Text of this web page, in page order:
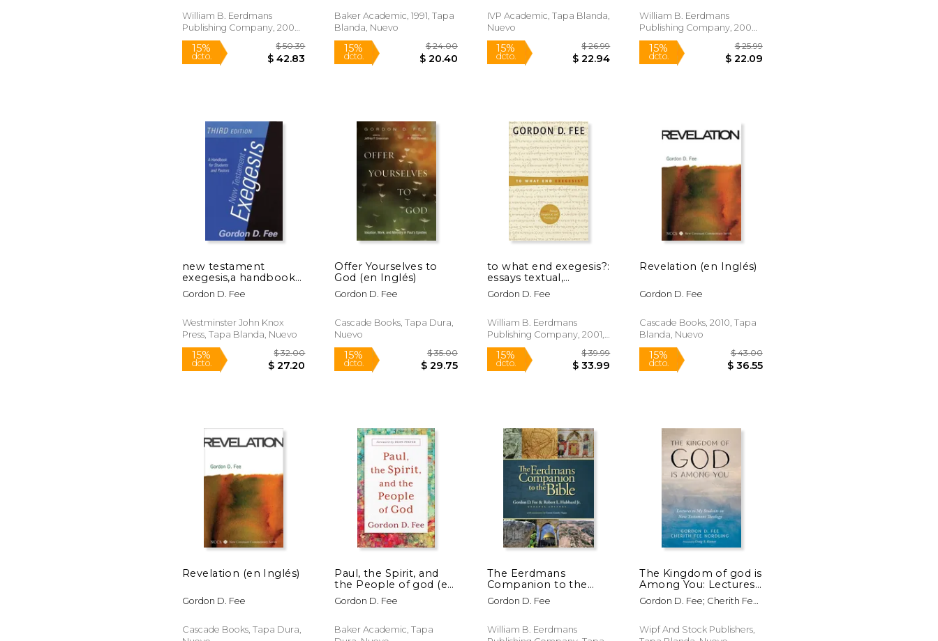
William B. Eerdmans
Publishing Company, 2009,
Tapa Dura, Nuevo
15%
dcto. $ 42.83
Baker Academic, 1991, Tapa
Blanda, Nuevo
15%
dcto. $ 20.40
IVP Academic, Tapa Blanda,
Nuevo
dcto. $ 22.94
William B. Eerdmans
Publishing Company, 2000,
Tapa Blanda, Nuevo
15%
dcto.
new testament
exegesis,a handbook
for students and
pastors (en Inglés)
Gordon D. Fee
Westminster John Knox
Press, Tapa Blanda, Nuevo
15% $ 32.00
Offer Yourselves to
God (en Inglés)
Gordon D. Fee
Cascade Books, Tapa Dura,
Nuevo
15% $ 35.00
to what end exegesis?:
essays textual,
exegetical, and
theological (en Inglés)
Gordon D. Fee
William B. Eerdmans
Publishing Company, 2001,
Nuevo
$ 39.99
Revelation (en Inglés)
Gordon D. Fee
Cascade Books, 2010, Tapa
Blanda, Nuevo
15%
Revelation (en Inglés)
Gordon D. Fee
Cascade Books, Tapa Dura,
Paul, the Spirit, and
the People of god (en
Inglés)
Gordon D. Fee
Baker Academic, Tapa
The Eerdmans
Companion to the
Bible (en Inglés)
Gordon D. Fee
William B. Eerdmans
The Kingdom of god is
Among You: Lectures
to my Students on
new Testament
Gordon D. Fee; Cherith Fee
Wipf And Stock Publishers,